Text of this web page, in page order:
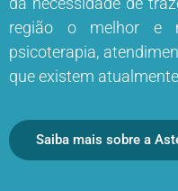
região o melhor e
psicoterapia,
que existem
Saiba mais sobre a